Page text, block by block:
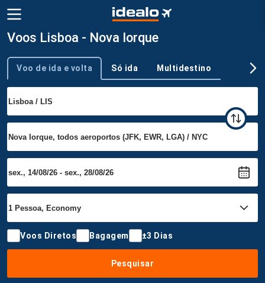
Voos Lisboa - Nova Iorque
Tipo de viagem
Voo de ida e volta Só ida Multidestino
Voos Diretos Bagagem ±3 Dias
Pesquisar